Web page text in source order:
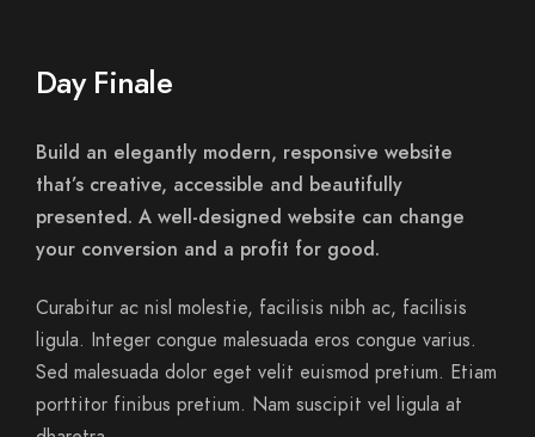
Day Finale
Build an elegantly modern, responsive website
that’s creative, accessible and beautifully
presented. A well-designed website can change
your conversion and a profit for good.
Curabitur ac nisl molestie, facilisis nibh ac, facilisis
ligula. Integer congue malesuada eros congue varius.
Sed malesuada dolor eget velit euismod pretium. Etiam
porttitor finibus pretium. Nam suscipit vel ligula at